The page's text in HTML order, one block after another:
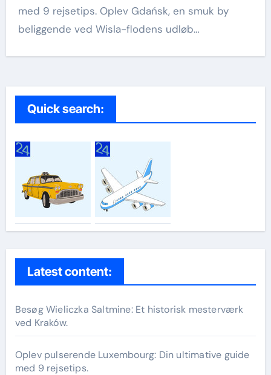
med 9 rejsetips. Oplev Gdańsk, en smuk by
beliggende ved Wisla-flodens udløb…
Quick search:
Latest content:
Besøg Wieliczka Saltmine: Et historisk mesterværk
ved Kraków.
Oplev pulserende Luxembourg: Din ultimative guide
med 9 rejsetips.